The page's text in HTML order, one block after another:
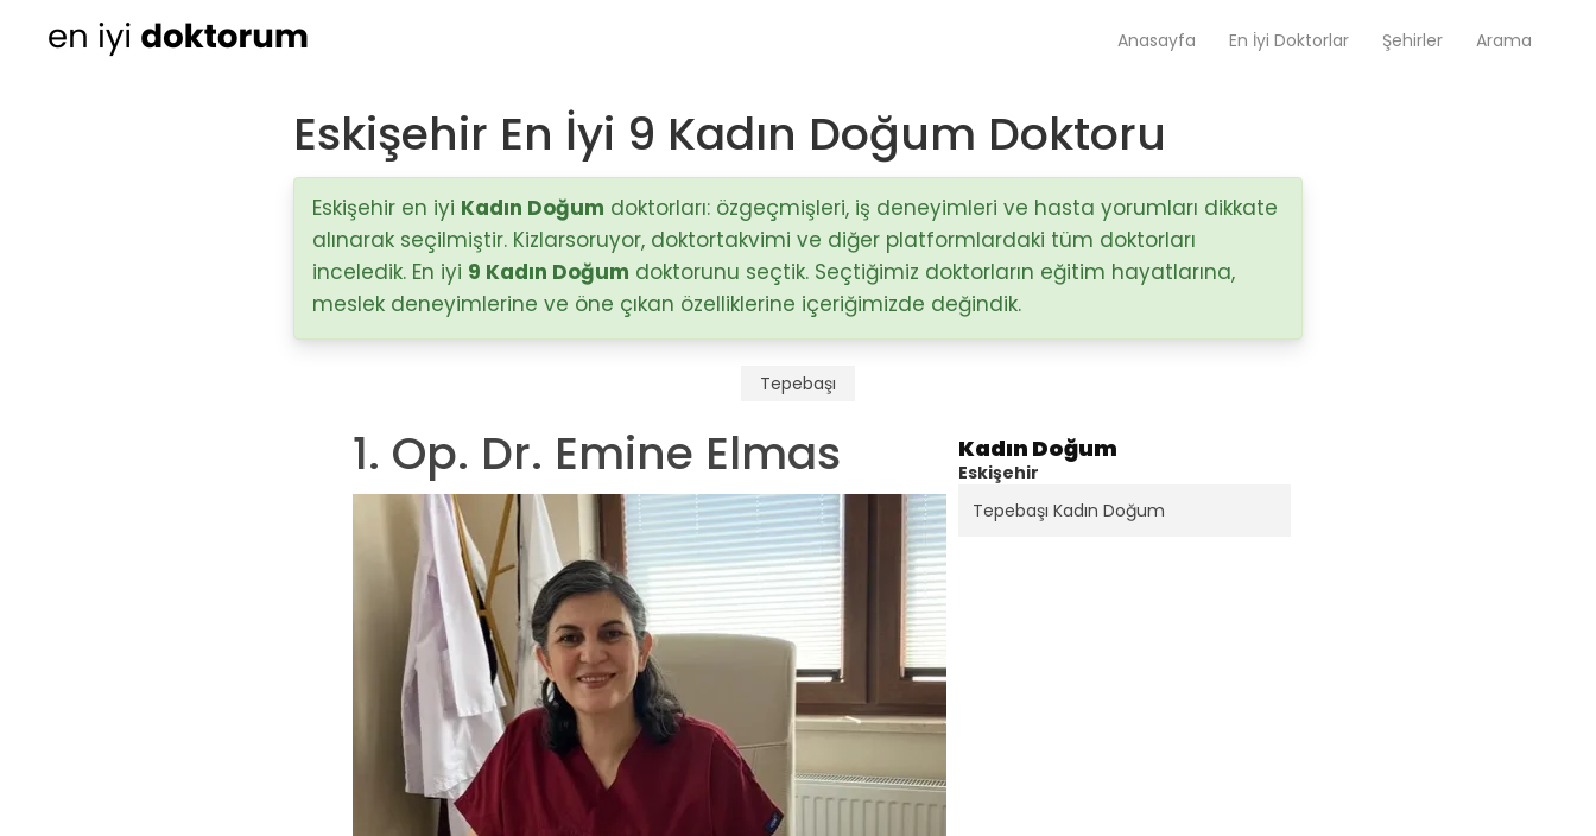
Anasayfa En İyi Doktorlar Şehirler Arama
Kadın Doğum
Ortopedi
Cildiye (Dermatoloji)
Kulak Burun Boğaz hastalıkları
- KBB
Diğer Branşlar
Op. Dr. Mustafa Sağlam
Doç. Dr. Hakan Nazik
Adana / Seyhan
Doç. Dr. Songül Alemdaroğlu
Op. Dr. Fatma Esin Karçin
Eskişehir En İyi 9 Kadın Doğum Doktoru
Eskişehir en iyi Kadın Doğum doktorları: özgeçmişleri, iş deneyimleri ve hasta yorumları dikkate
alınarak seçilmiştir. Kizlarsoruyor, doktortakvimi ve diğer platformlardaki tüm doktorları
inceledik. En iyi 9 Kadın Doğum doktorunu seçtik. Seçtiğimiz doktorların eğitim hayatlarına,
meslek deneyimlerine ve öne çıkan özelliklerine içeriğimizde değindik.
Tepebaşı
Kadın Doğum
Eskişehir
Tepebaşı Kadın Doğum
1. Op. Dr. Emine Elmas